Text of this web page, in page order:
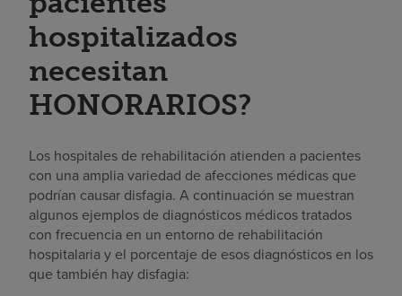
hospitalizados
necesitan
HONORARIOS?
Los hospitales de rehabilitación atienden a pacientes
con una amplia variedad de afecciones médicas que
podrían causar disfagia. A continuación se muestran
algunos ejemplos de diagnósticos médicos tratados
con frecuencia en un entorno de rehabilitación
hospitalaria y el porcentaje de esos diagnósticos en los
que también hay disfagia: